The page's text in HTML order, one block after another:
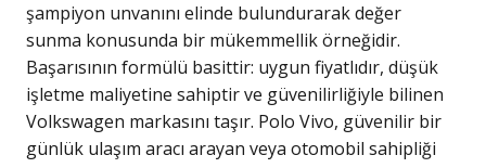
şampiyon unvanını elinde bulundurarak değer
sunma konusunda bir mükemmellik örneğidir.
Başarısının formülü basittir: uygun fiyatlıdır, düşük
işletme maliyetine sahiptir ve güvenilirliğiyle bilinen
Volkswagen markasını taşır. Polo Vivo, güvenilir bir
günlük ulaşım aracı arayan veya otomobil sahipliği